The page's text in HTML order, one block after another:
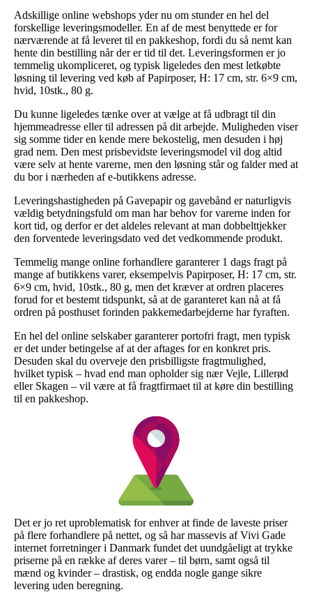
Adskillige online webshops yder nu om stunder en hel del
forskellige leveringsmodeller. En af de mest benyttede er for
nærværende at få leveret til en pakkeshop, fordi du så nemt kan
hente din bestilling når der er tid til det. Leveringsformen er jo
temmelig ukompliceret, og typisk ligeledes den mest letkøbte
løsning til levering ved køb af Papirposer, H: 17 cm, str. 6×9 cm,
hvid, 10stk., 80 g.
Du kunne ligeledes tænke over at vælge at få udbragt til din
hjemmeadresse eller til adressen på dit arbejde. Muligheden viser
sig somme tider en kende mere bekostelig, men desuden i høj
grad nem. Den mest prisbevidste leveringsmodel vil dog altid
være selv at hente varerne, men den løsning står og falder med at
du bor i nærheden af e-butikkens adresse.
Leveringshastigheden på Gavepapir og gavebånd er naturligvis
vældig betydningsfuld om man har behov for varerne inden for
kort tid, og derfor er det aldeles relevant at man dobbelttjekker
den forventede leveringsdato ved det vedkommende produkt.
Temmelig mange online forhandlere garanterer 1 dags fragt på
mange af butikkens varer, eksempelvis Papirposer, H: 17 cm, str.
6×9 cm, hvid, 10stk., 80 g, men det kræver at ordren placeres
forud for et bestemt tidspunkt, så at de garanteret kan nå at få
ordren på posthuset forinden pakkemedarbejderne har fyraften.
En hel del online selskaber garanterer portofri fragt, men typisk
er det under betingelse af at der aftages for en konkret pris.
Desuden skal du overveje den prisbilligste fragtmulighed,
hvilket typisk – hvad end man opholder sig nær Vejle, Lillerød
eller Skagen – vil være at få fragtfirmaet til at køre din bestilling
til en pakkeshop.
Det er jo ret uproblematisk for enhver at finde de laveste priser
på flere forhandlere på nettet, og så har massevis af Vivi Gade
internet forretninger i Danmark fundet det uundgåeligt at trykke
priserne på en række af deres varer – til børn, samt også til
mænd og kvinder – drastisk, og endda nogle gange sikre
levering uden beregning.